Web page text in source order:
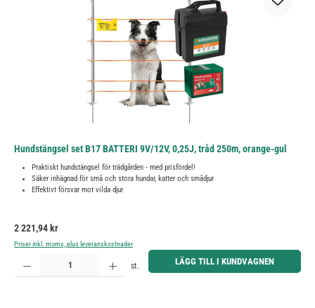
Hundstängsel set B17 BATTERI 9V/12V, 0,25J, tråd 250m, orange-gul
Praktiskt hundstängsel för trädgården - med prisfördel!
Säker inhägnad för små och stora hundar, katter och smådjur
Effektivt försvar mot vilda djur
Ordinarie pris:
2 221,94 kr
Priser inkl. moms, plus leveranskostnader
Produktkvantitet: Ange önskat belopp eller använd knapparna för att öka eller minska kvantiteten.
st. LÄGG TILL I KUNDVAGNEN